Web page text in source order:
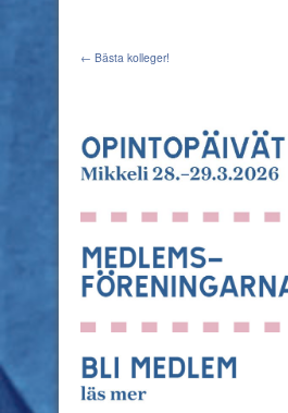
← Bästa kolleger!